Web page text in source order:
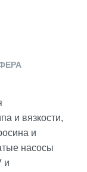
и вязкости,
и
насосы
и